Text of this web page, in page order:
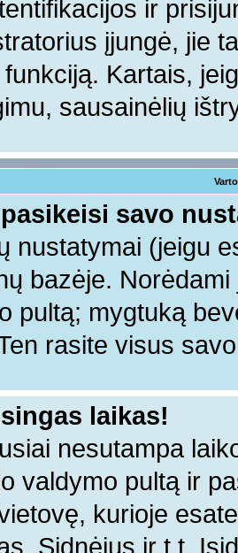
ir
įjungė, jie
Kartais,
sausainėlių
savo
nustatymai (jeigu
bazėje.
pultą; mygtuką
rasite visus
laikas!
nesutampa
valdymo pultą ir
kurioje
Sidnėjus ir t.t.